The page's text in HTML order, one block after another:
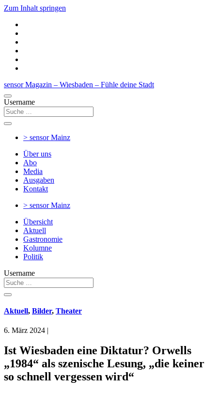
Zum Inhalt springen
sensor Magazin – Wiesbaden – Fühle deine Stadt
Username
> sensorMainz
Über uns
Abo
Media
Ausgaben
Kontakt
> sensorMainz
Übersicht
Aktuell
Gastronomie
Kolumne
Politik
Username
Aktuell, Bilder, Theater
6. März 2024 |
Ist Wiesbaden eine Diktatur? Orwells
„1984“ als szenische Lesung, „die keiner
so schnell vergessen wird“